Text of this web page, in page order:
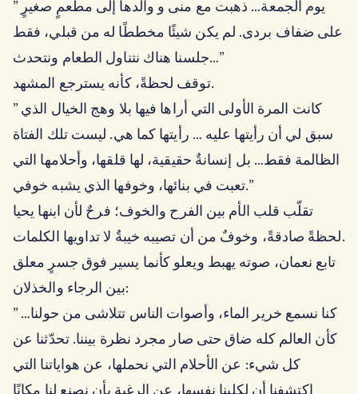
” يوم الجمعة… ذهبت مع منى و والدها إلى مطعمٍ صغيرٍ
على ضفاف بردى. لم يكن شيئًا مخططًا له من قبلي، فقط
جلسنا هناك نتناول الطعام ونتحدث…”
توقف لحظةً، كأنه يسترجع المشهد.
” كانت المرة الأولى التي أراها فيها بلا وهج الخيال الذي
سبق لي أن رأيتها عليه … رأيتها كما هي. ليست تلك الفتاة
الظالمة فقط… بل إنسانةٌ حقيقية، لها قلقها، وأحلامها التي
تعبت في بنائها، وخوفها الذي يشبه خوفي.”
تقلّب قلب الأم بين الفرح والخوف؛ فرحٌ لأن ابنها يحيا
لحظةً صادقةً، وخوفٌ من أن تصيبه خيبةٌ لا تداويها الكلمات.
تابع نعمان، صوته يهبط ويعلو كأنما يسير فوق جسرٍ معلق
بين الرجاء والخذلان:
” كنا نسمع خرير الماء، وأصوات الناس تتلاشى من حولنا…
كأن العالم كله ضاق حتى صار مجرد نظرة بيننا. تحدّثنا عن
كل شيء: عن الأحلام التي نحملها، عن هواياتنا التي